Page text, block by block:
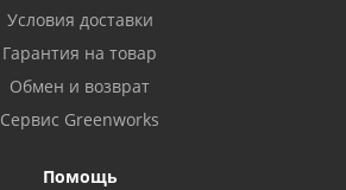
Условия доставки
Гарантия на товар
Обмен и возврат
Сервис Greenworks
Помощь